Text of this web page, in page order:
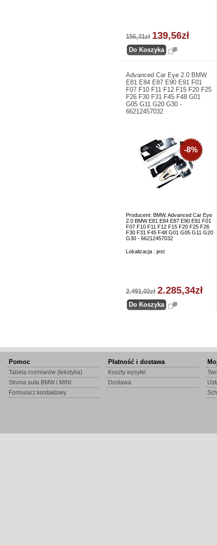
156,31zł 139,56zł
Advanced Car Eye 2.0 BMW
E81 E84 E87 E90 E91 F01
F07 F10 F11 F12 F15 F20 F25
F26 F30 F31 F45 F48 G01
G05 G11 G20 G30 -
66212457032
Producent: BMW. Advanced Car Eye
2.0 BMW E81 E84 E87 E90 E91 F01
F07 F10 F11 F12 F15 F20 F25 F26
F30 F31 F45 F48 G01 G05 G11 G20
G30 - 66212457032
Lokalizacja : jest
-8%
2.491,02zł 2.285,34zł
Pomoc
Tabela rozmiarów (tekstylia)
Strona auta BMW i MINI
Formularz kontaktowy
Płatność i dostawa
Koszty wysyłki
Dostawa